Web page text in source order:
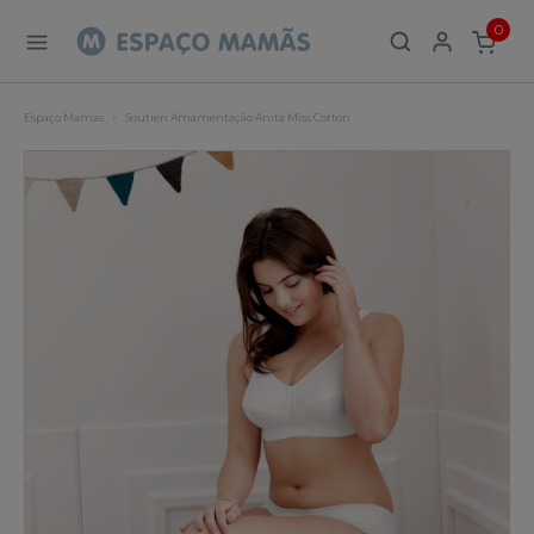
0
ITEMS
Espaço Mamãs Soutien Amamentação Anita Miss Cotton